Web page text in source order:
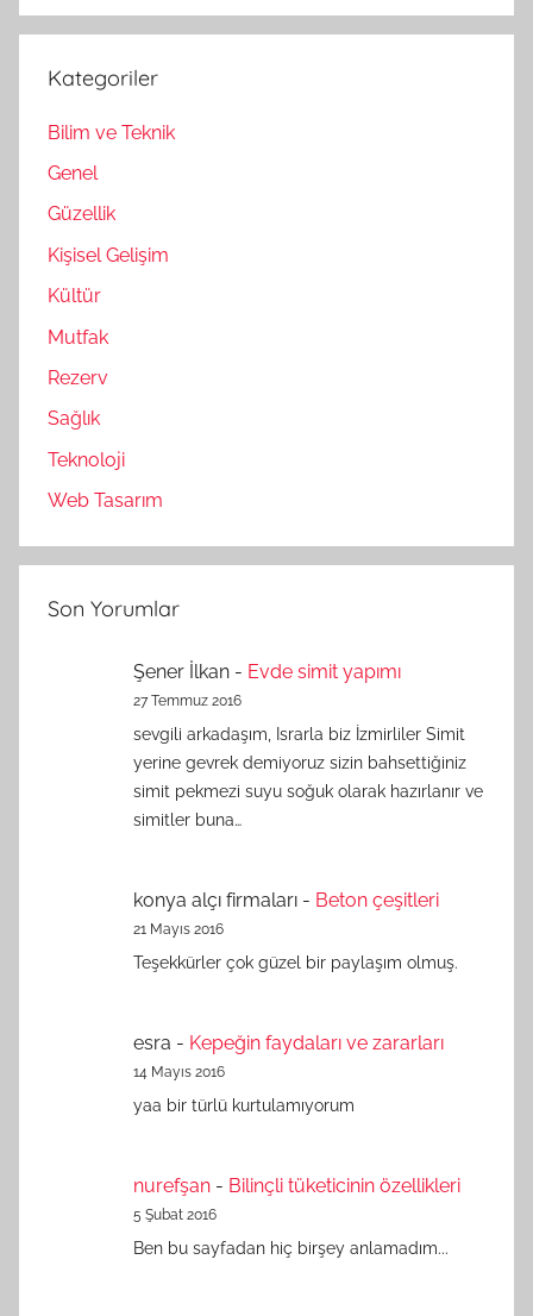
Kategoriler
Bilim ve Teknik
Genel
Güzellik
Kişisel Gelişim
Kültür
Mutfak
Rezerv
Sağlık
Teknoloji
Web Tasarım
Son Yorumlar
Şener İlkan - Evde simit yapımı
27 Temmuz 2016
sevgili arkadaşım, Israrla biz İzmirliler Simit
yerine gevrek demiyoruz sizin bahsettiğiniz
simit pekmezi suyu soğuk olarak hazırlanır ve
simitler buna…
konya alçı firmaları - Beton çeşitleri
21 Mayıs 2016
Teşekkürler çok güzel bir paylaşım olmuş.
esra - Kepeğin faydaları ve zararları
14 Mayıs 2016
yaa bir türlü kurtulamıyorum
nurefşan - Bilinçli tüketicinin özellikleri
5 Şubat 2016
Ben bu sayfadan hiç birşey anlamadım...